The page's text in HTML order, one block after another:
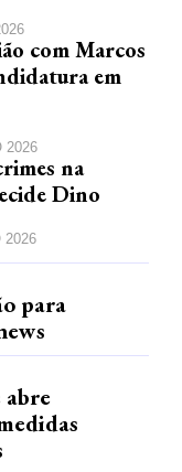
com Marcos
em
2026
na
Dino
2026
para
abre